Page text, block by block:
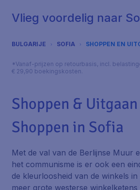
Vlieg voordelig naar
BULGARIJE SOFIA SHOPPEN EN
*Vanaf-prijzen op retourbasis, incl.
€ 29,90 boekingskosten.
Shoppen &
Shoppen in Sofia
Met de val van de Berlijnse Muur
het communisme is er ook een
de kleurloosheid van de winkels in
meer grote westerse winkelketens